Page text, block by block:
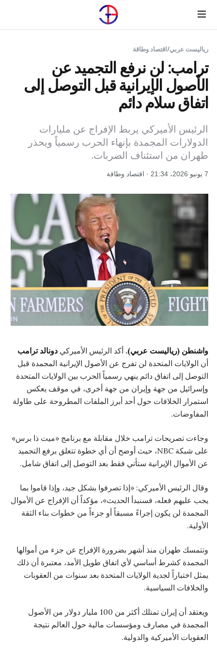
Menu
رياليست عربي/اقتصاد وطاقة
ترامب: لن نرفع التجميد عن
الأصول الإيرانية قبل التوصل إلى
اتفاق سلام دائم
الرئيس الأميركي يربط الإفراج عن مليارات
الدولارات المجمدة بإنهاء الحرب رسمياً ويحذر
طهران من استئناف الضربات.
7 يونيو 2026، 21:34 · اقتصاد وطاقة
واشنطن (رياليست عربي). أكد الرئيس الأميركي دونالد ترامب
أن الولايات المتحدة لن تفرج عن الأصول الإيرانية المجمدة قبل
التوصل إلى اتفاق دائم ينهي رسمياً الحرب بين الولايات المتحدة
وإسرائيل من جهة وإيران من جهة أخرى، في موقف يعكس
استمرار الخلافات حول أحد أبرز الملفات المطروحة على طاولة
المفاوضات.
وجاءت تصريحات ترامب خلال مقابلة مع برنامج «ميت ذا برس»
على شبكة NBC، حيث أوضح أن أي خطوة تتعلق برفع التجميد
عن الأموال الإيرانية ستأتي فقط بعد التوصل إلى اتفاق شامل.
وقال الرئيس الأميركي: «إذا تصرفوا بشكل جيد، وإذا قاموا بما
يجب عليهم فعله، فسنبدأ الحديث»، مؤكداً أن الإفراج عن الأموال
المجمدة لن يكون إجراءً مسبقاً أو جزءاً من خطوات بناء الثقة
الأولية.
وتتمسك طهران منذ أشهر بضرورة الإفراج عن جزء من أموالها
المجمدة كشرط أساسي لأي اتفاق طويل الأمد، معتبرة أن ذلك
يمثل اختباراً لجدية الولايات المتحدة بعد سنوات من العقوبات
والخلافات السياسية.
ويعتقد أن إيران تمتلك أكثر من 100 مليار دولار من الأصول
المجمدة في مصارف ومؤسسات مالية حول العالم نتيجة
العقوبات الأميركية والدولية.